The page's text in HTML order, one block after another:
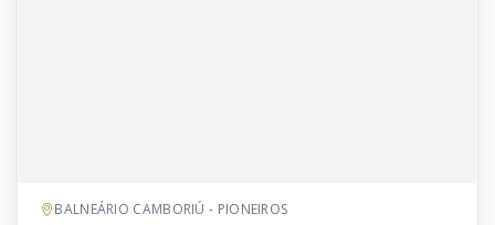
BALNEÁRIO CAMBORIÚ - PIONEIROS